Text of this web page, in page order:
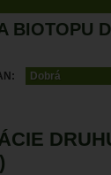
BIOTOPU
Dobrá